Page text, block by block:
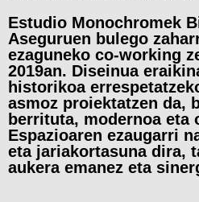
Estudio Monochromek
Aseguruen bulego
ezaguneko co-working
2019an. Diseinua
historikoa
asmoz proiektatzen da,
berrituta, modernoa eta
Espazioaren ezaugarri
eta jariakortasuna dira,
aukera emanez eta